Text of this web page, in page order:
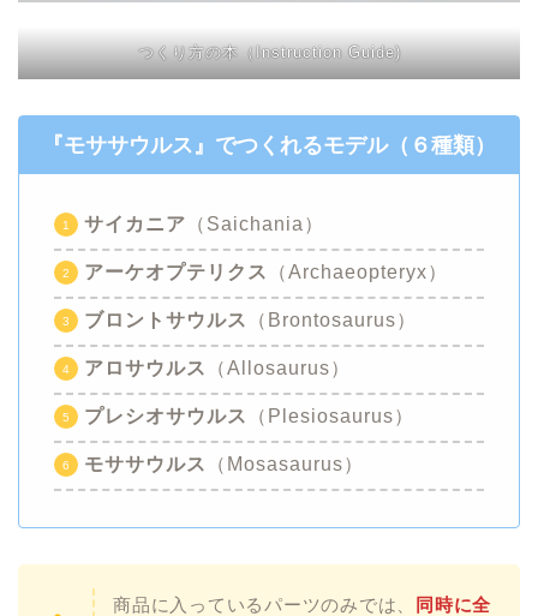
つくり方の本（Instruction Guide)
『モササウルス 』 でつくれるモデル（６種類）
サイカニア （Saichania）
アーケオプテリクス （Archaeopteryx）
ブロントサウルス （Brontosaurus）
アロサウルス （Allosaurus）
プレシオサウルス （Plesiosaurus）
モササウルス （Mosasaurus）
商品に入っているパーツのみでは、
同時に全